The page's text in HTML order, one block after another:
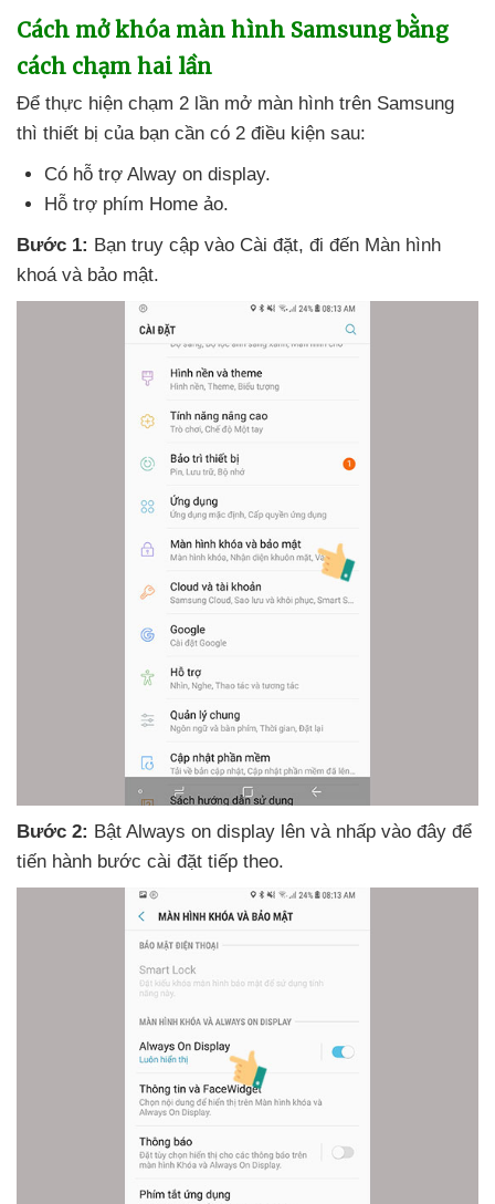
Cách mở khóa màn hình Samsung bằng
cách chạm hai lần
Để thực hiện chạm 2 lần mở màn hình trên Samsung
thì thiết bị của bạn cần có 2 điều kiện sau:
Có hỗ trợ Alway on display.
Hỗ trợ phím Home ảo.
Bước 1: Bạn truy cập vào Cài đặt, đi đến Màn hình
khoá và bảo mật.
Bước 2: Bật Always on display lên và nhấp vào đây để
tiến hành bước cài đặt tiếp theo.